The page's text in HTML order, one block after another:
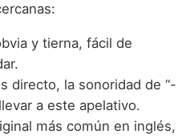
y tierna, fácil de
directo, la sonoridad de “-
a este apelativo.
más común en inglés,